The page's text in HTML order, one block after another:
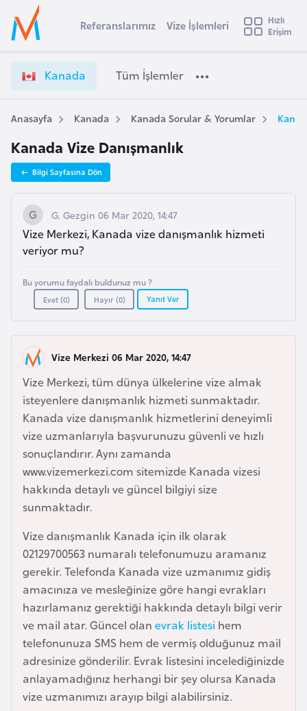
Ülke Seçimi
Başvuru yapmak istediğiniz ülkeyi seçin
Üye
Girişi
a
a
d
a
i
z
e
İ
ş
l
e
m
l
e
r
e
t
Referanslarımız Vize İşlemleri
Hızlı
Erişim
Kanada Tüm İşlemler
Anasayfa Kanada Kanada Sorular & Yorumlar
Kanada Vize Danışmanlık
Bilgi Sayfasına Dön
G. Gezgin 06 Mar 2020, 14:47
Vize Merkezi, Kanada vize danışmanlık hizmeti
veriyor mu?
Bu yorumu faydalı buldunuz mu ?
Evet (0) Hayır (0) Yanıt Ver
Vize Merkezi 06 Mar 2020, 14:47
Vize Merkezi, tüm dünya ülkelerine vize almak
isteyenlere danışmanlık hizmeti sunmaktadır.
Kanada vize danışmanlık hizmetlerini deneyimli
vize uzmanlarıyla başvurunuzu güvenli ve hızlı
sonuçlandırır. Aynı zamanda
www.vizemerkezi.com sitemizde Kanada vizesi
hakkında detaylı ve güncel bilgiyi size
sunmaktadır.
Vize danışmanlık Kanada için ilk olarak
02129700563 numaralı telefonumuzu aramanız
gerekir. Telefonda Kanada vize uzmanımız gidiş
amacınıza ve mesleğinize göre hangi evrakları
hazırlamanız gerektiği hakkında detaylı bilgi verir
ve mail atar. Güncel olan evrak listesi hem
telefonunuza SMS hem de vermiş olduğunuz mail
adresinize gönderilir. Evrak listesini incelediğinizde
anlayamadığınız herhangi bir şey olursa Kanada
vize uzmanımızı arayıp bilgi alabilirsiniz.
s
t
r
a
A
u
s
t
u
r
A
z
e
r
b
a
y
c
a
n
B
a
h
r
e
y
n
B